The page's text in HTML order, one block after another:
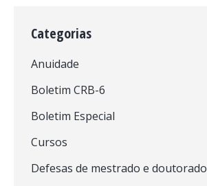
Categorias
Anuidade
Boletim CRB-6
Boletim Especial
Cursos
Defesas de mestrado e doutorado